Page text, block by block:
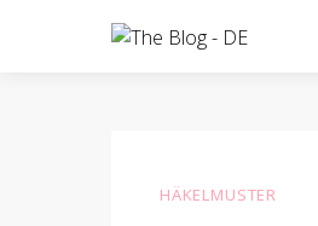
HÄKELMUSTER